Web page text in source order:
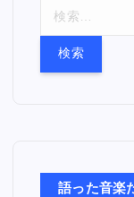
語った音楽